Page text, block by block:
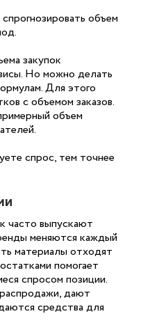
объем
закупок
Но можно делать
Для этого
с объемом заказов.
объем
спрос, тем точнее
часто выпускают
меняются каждый
материалы отходят
помогает
спросом позиции.
дают
средства для